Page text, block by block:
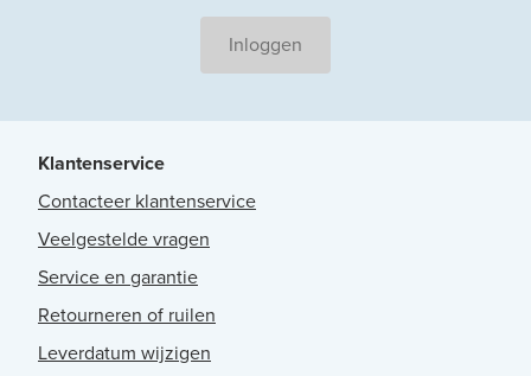
Inloggen
Klantenservice
Contacteer klantenservice
Veelgestelde vragen
Service en garantie
Retourneren of ruilen
Leverdatum wijzigen